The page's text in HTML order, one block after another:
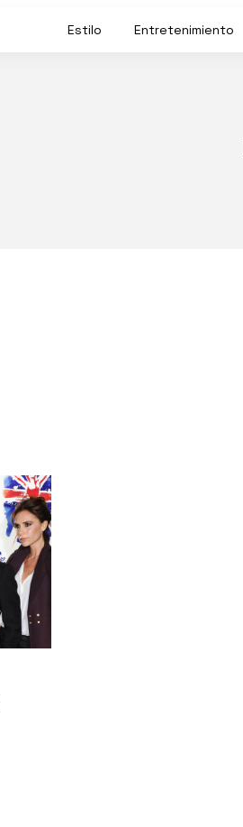
Estilo Entretenimiento